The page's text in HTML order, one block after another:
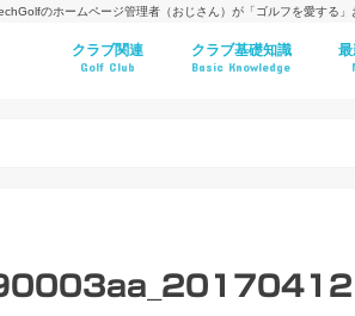
のホームページ管理者（おじさん）が「ゴルフを愛する
クラブ関連
Golf Club
クラブ基礎知識
Basic Knowledge
最